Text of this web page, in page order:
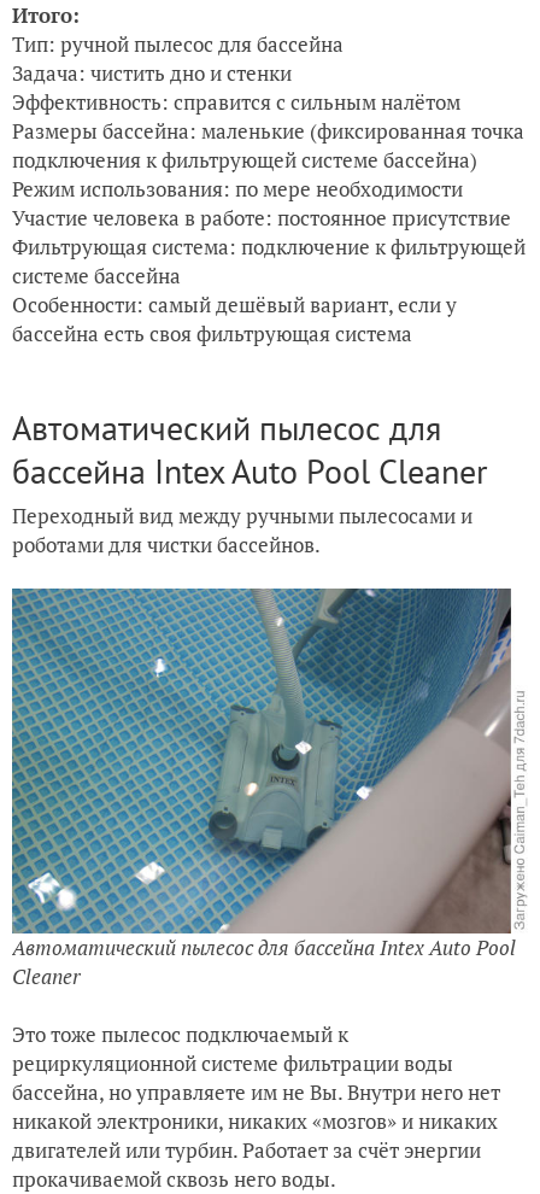
Итого:
Тип: ручной пылесос для бассейна
Задача: чистить дно и стенки
Эффективность: справится с сильным налётом
Размеры бассейна: маленькие (фиксированная точка
подключения к фильтрующей системе бассейна)
Режим использования: по мере необходимости
Участие человека в работе: постоянное присутствие
Фильтрующая система: подключение к фильтрующей
системе бассейна
Особенности: самый дешёвый вариант, если у
бассейна есть своя фильтрующая система
Автоматический пылесос для
бассейна Intex Auto Pool Cleaner
Переходный вид между ручными пылесосами и
роботами для чистки бассейнов.
Автоматический пылесос для бассейна Intex Auto Pool
Cleaner
Это тоже пылесос подключаемый к
рециркуляционной системе фильтрации воды
бассейна, но управляете им не Вы. Внутри него нет
никакой электроники, никаких «мозгов» и никаких
двигателей или турбин. Работает за счёт энергии
прокачиваемой сквозь него воды.